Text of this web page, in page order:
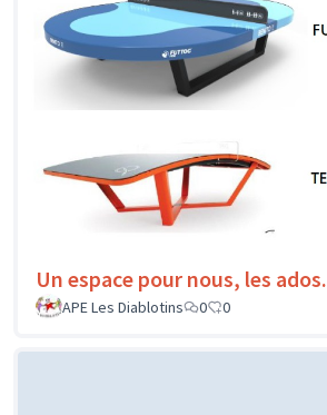
Un espace pour nous, les ados.
APE Les Diablotins
0 0